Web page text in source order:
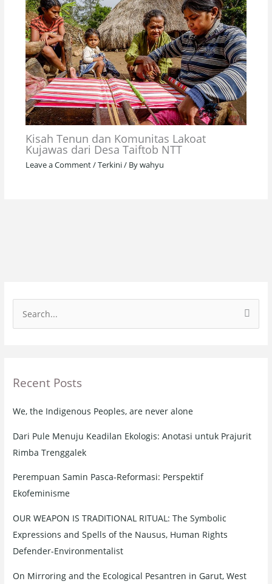
Kisah Tenun dan Komunitas Lakoat
Kujawas dari Desa Taiftob NTT
Leave a Comment/Terkini/ Bywahyu
e
c
f
Recent Posts
We, the Indigenous Peoples, are never alone
Dari Pule Menuju Keadilan Ekologis: Anotasi untuk Prajurit
Rimba Trenggalek
Perempuan Samin Pasca-Reformasi: Perspektif
Ekofeminisme
OUR WEAPON IS TRADITIONAL RITUAL: The Symbolic
Expressions and Spells of the Nausus, Human Rights
Defender-Environmentalist
On Mirroring and the Ecological Pesantren in Garut, West